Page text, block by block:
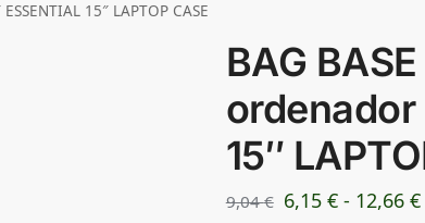
15″ LAPTOP CASE
BAG
ordenador
15″
9,04€ 6,15 € - 12,66 €